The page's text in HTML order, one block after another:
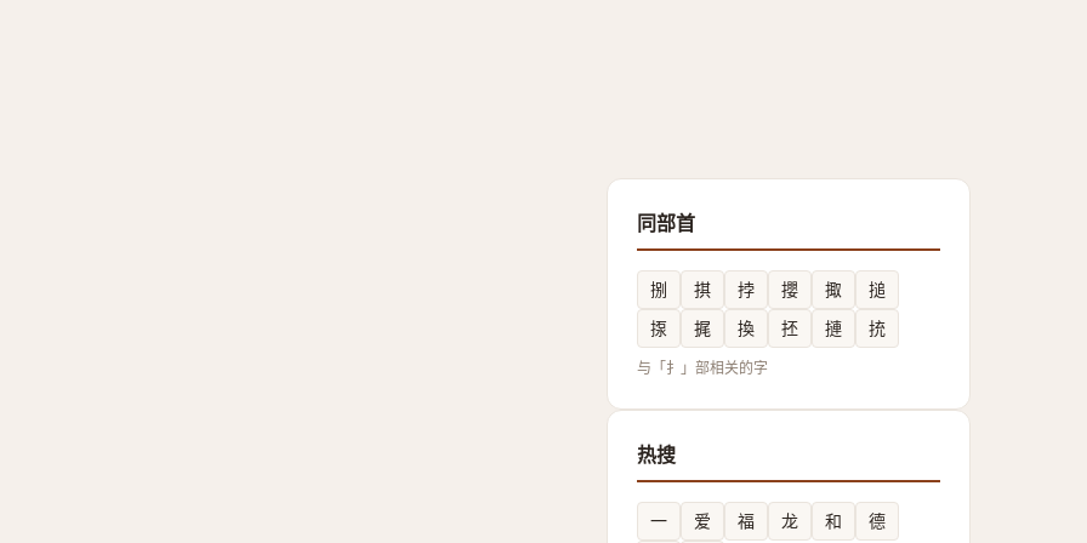
同部首
捌 掑 挬 攖 掫
搥
揼
捤 換 抷 摙 㧤
与「扌」部相关的字
热搜
一 爱 福 龙 和
德